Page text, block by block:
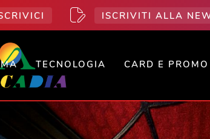
ISCRIVITI ALLA
TECNOLOGIA CARD E PROMO